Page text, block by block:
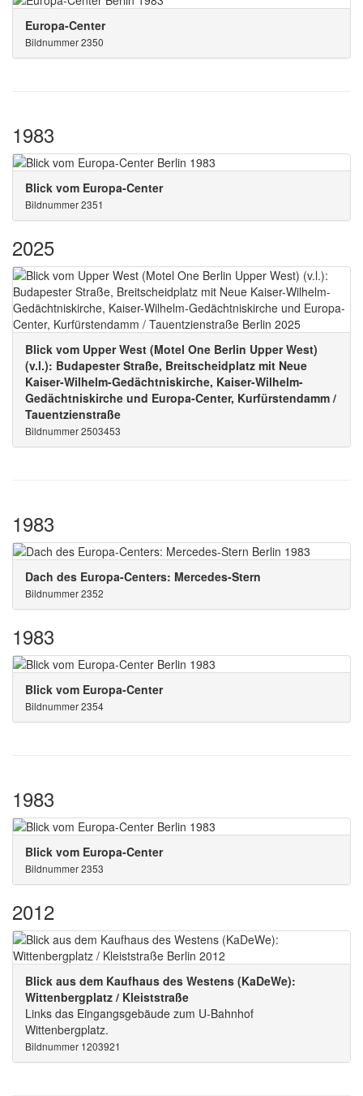
Europa-Center
Bildnummer 2350
1983
Blick vom Europa-Center
Bildnummer 2351
2025
Blick vom Upper West (Motel One Berlin Upper West)
(v.l.): Budapester Straße, Breitscheidplatz mit Neue
Kaiser-Wilhelm-Gedächtniskirche, Kaiser-Wilhelm-
Gedächtniskirche und Europa-Center, Kurfürstendamm /
Tauentzienstraße
Bildnummer 2503453
1983
Dach des Europa-Centers: Mercedes-Stern
Bildnummer 2352
1983
Blick vom Europa-Center
Bildnummer 2354
1983
Blick vom Europa-Center
Bildnummer 2353
2012
Blick aus dem Kaufhaus des Westens (KaDeWe):
Wittenbergplatz / Kleiststraße
Links das Eingangsgebäude zum U-Bahnhof
Wittenbergplatz.
Bildnummer 1203921